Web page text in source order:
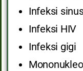
Infeksi
Infeksi HIV
Infeksi gigi